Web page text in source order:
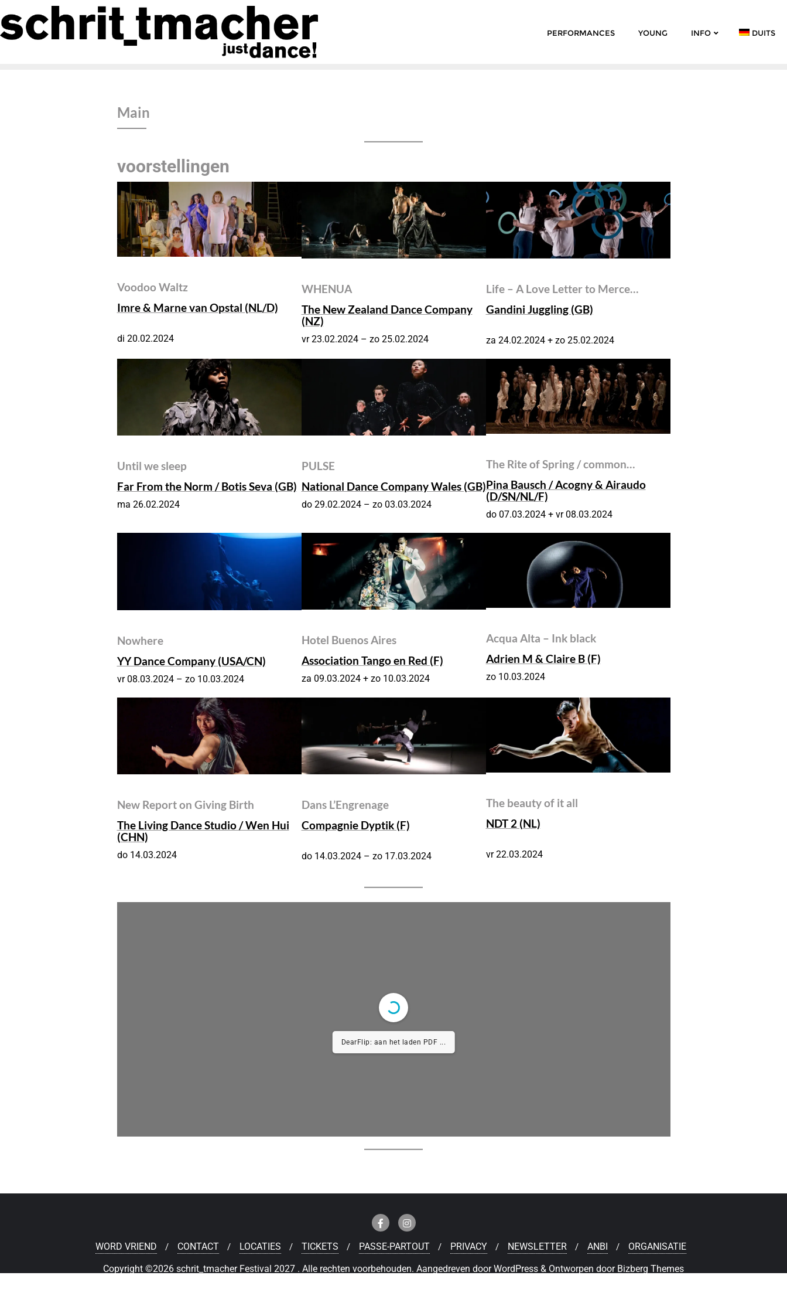
PERFORMANCES YOUNG INFO DUITS
Main
voorstellingen
Voodoo Waltz
Imre & Marne van Opstal (NL/D)
di 20.02.2024
WHENUA
The New Zealand Dance Company
(NZ)
vr 23.02.2024 – zo 25.02.2024
Life – A Love Letter to Merce…
Gandini Juggling (GB)
za 24.02.2024 + zo 25.02.2024
Until we sleep
Far From the Norm / Botis Seva (GB)
ma 26.02.2024
PULSE
National Dance Company Wales (GB)
do 29.02.2024 – zo 03.03.2024
The Rite of Spring / common…
Pina Bausch / Acogny & Airaudo
(D/SN/NL/F)
do 07.03.2024 + vr 08.03.2024
Nowhere
YY Dance Company (USA/CN)
vr 08.03.2024 – zo 10.03.2024
Hotel Buenos Aires
Association Tango en Red (F)
za 09.03.2024 + zo 10.03.2024
Acqua Alta – Ink black
Adrien M & Claire B (F)
zo 10.03.2024
New Report on Giving Birth
The Living Dance Studio / Wen Hui
(CHN)
do 14.03.2024
Dans L’Engrenage
Compagnie Dyptik (F)
do 14.03.2024 – zo 17.03.2024
The beauty of it all
NDT 2 (NL)
vr 22.03.2024
DearFlip: aan het laden PDF 18% ...
WORD VRIEND CONTACT LOCATIES TICKETS PASSE-PARTOUT PRIVACY NEWSLETTER ANBI
ORGANISATIE
Copyright ©2026 schrit_tmacher Festival 2027 . Alle rechten voorbehouden. Aangedreven doorWordPress & Ontworpen door Bizberg Themes